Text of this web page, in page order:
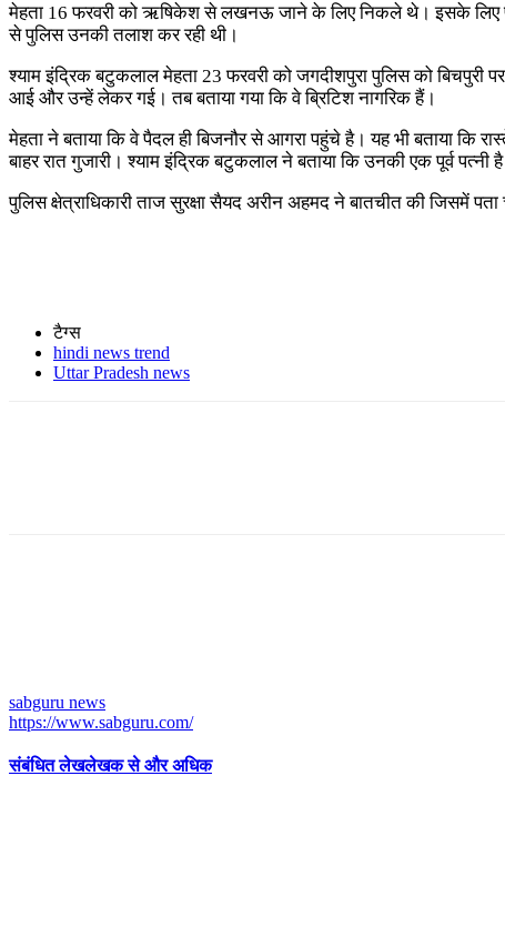
मेहता 16 फरवरी को ऋषिकेश से लखनऊ जाने के लिए निकले थे। इसके लिए
से पुलिस उनकी तलाश कर रही थी।
श्याम इंद्रिक बटुकलाल मेहता 23 फरवरी को जगदीशपुरा पुलिस को बिचपुरी
आई और उन्हें लेकर गई। तब बताया गया कि वे ब्रिटिश नागरिक हैं।
मेहता ने बताया कि वे पैदल ही बिजनौर से आगरा पहुंचे है। यह भी बताया कि
बाहर रात गुजारी। श्याम इंद्रिक बटुकलाल ने बताया कि उनकी एक पूर्व पत्नी
पुलिस क्षेत्राधिकारी ताज सुरक्षा सैयद अरीन अहमद ने बातचीत की
टैग्स
hindi news trend
Uttar Pradesh news
sabguru news
https://www.sabguru.com/
संबंधित लेखलेखक से और अधिक